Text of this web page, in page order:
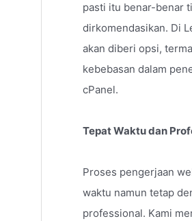
pasti itu benar-benar
dirkomendasikan. Di
akan diberi opsi,
kebebasan dalam
cPanel.
Tepat Waktu dan
Proses pengerjaan
waktu namun tetap
professional. Kami